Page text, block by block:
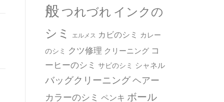
般つれづれ インクの
シミ
エルメス カビのシミ カレー
のシミ クツ修理 クリーニング コ
ーヒーのシミ サビのシミ シャネル
バッグクリーニングヘアー
カラーのシミ ペンキ ボール